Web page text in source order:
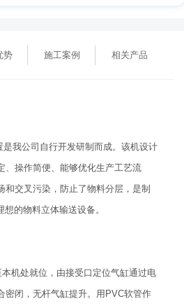
势 施工案例 相关产品
我公司自行开发研制而成。该机设计
、操作简便、能够优化生产工艺流
和交叉污染，防止了物料分层，是制
想的物料立体输送设备。
机处就位，由接受口定位气缸通过电
密闭，无杆气缸提升。用PVC软管作